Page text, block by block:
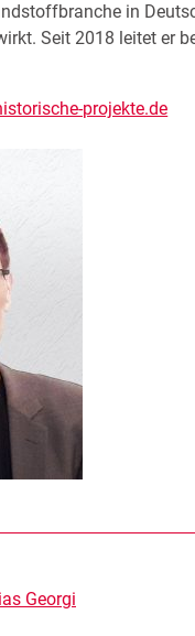
in
Seit 2018 leitet er
projekte.de
Georgi